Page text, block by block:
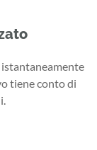
tiene conto di